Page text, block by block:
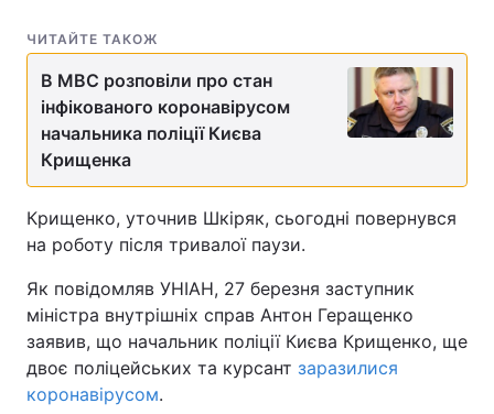
ЧИТАЙТЕ ТАКОЖ
В МВС розповіли про стан
інфікованого коронавірусом
начальника поліції Києва
Крищенка
Крищенко, уточнив Шкіряк, сьогодні повернувся
на роботу після тривалої паузи.
Як повідомляв УНІАН, 27 березня заступник
міністра внутрішніх справ Антон Геращенко
заявив, що начальник поліції Києва Крищенко, ще
двоє поліцейських та курсант заразилися
коронавірусом.